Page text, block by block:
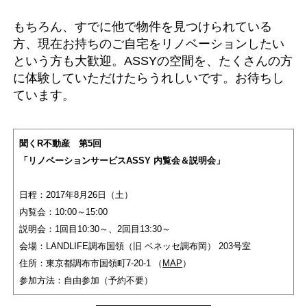
もちろん、すでに他で物件を見つけられている
方、現在お持ちのご自宅をリノベーションしたい
という方も大歓迎。ASSYの空間を、たくさんの方
に体験していただけたらうれしいです。お待ちし
ています。
聞くR不動産 第5回
「リノベーションサービスASSY 内覧会＆説明会」
日程：2017年8月26日（土）
内覧会：10:00～15:00
説明会：1回目10:30～、2回目13:30～
会場：LANDLIFE調布国領（旧 ベネッセ調布岡） 203号室
住所：東京都調布市国領町7-20-1 （ MAP ）
参加方法：自由参加（予約不要）